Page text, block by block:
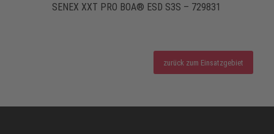
SENEX XXT PRO BOA® ESD S3S – 729831
zurück zum Einsatzgebiet